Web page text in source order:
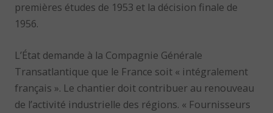
premières études de 1953 et la décision finale de
1956.
L’État demande à la Compagnie Générale
Transatlantique que le France soit « intégralement
français ». Le chantier doit contribuer au renouveau
de l’activité industrielle des régions. « Fournisseurs